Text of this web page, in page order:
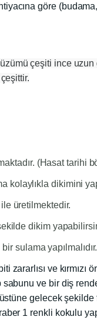
göre
çeşiti ince
(Hasat tarihi
kolaylıkla dikimini
üretilmektedir.
dikim
sulama yapılmalıdır.
ve kırmızı
sabunu ve bir diş
gelecek şekilde
1 renkli kokulu